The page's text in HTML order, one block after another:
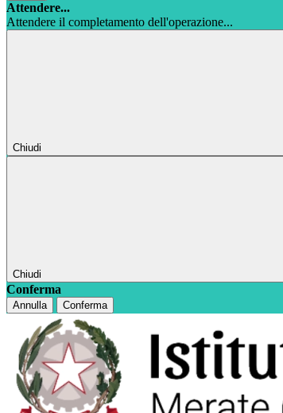
Attendere...
Attendere il completamento dell'operazione...
Chiudi
Chiudi
Conferma
Annulla Conferma